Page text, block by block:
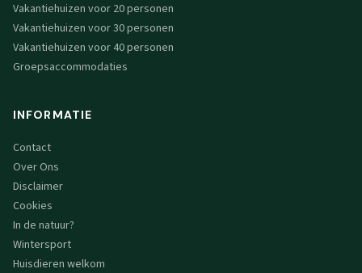
Vakantiehuizen voor 20 personen
Vakantiehuizen voor 30 personen
Vakantiehuizen voor 40 personen
Groepsaccommodaties
INFORMATIE
Contact
Over Ons
Disclaimer
Cookies
In de natuur?
Wintersport
Huisdieren welkom